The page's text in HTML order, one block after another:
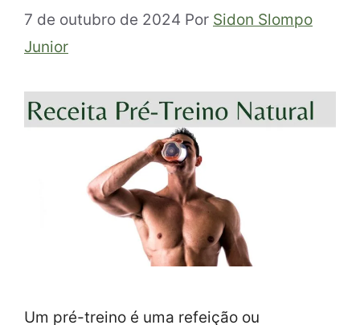
7 de outubro de 2024 Por Sidon Slompo
Junior
Um pré-treino é uma refeição ou